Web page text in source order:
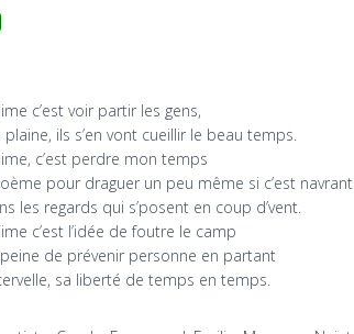
c’est voir partir les gens,
ils s’en vont cueillir le beau temps.
c’est perdre mon temps
pour draguer un peu même si c’est navrant
les regards qui s’posent en coup d’vent.
c’est l’idée de foutre le camp
de prévenir personne en partant
sa liberté de temps en temps.